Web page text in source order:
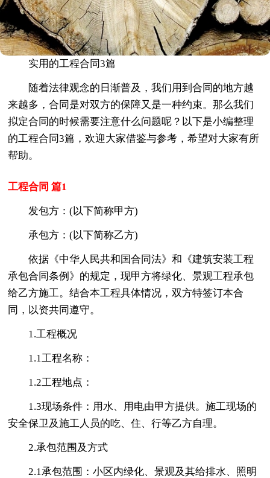
实用的工程合同3篇
随着法律观念的日渐普及，我们用到合同的地方越
来越多，合同是对双方的保障又是一种约束。那么我们
拟定合同的时候需要注意什么问题呢？以下是小编整理
的工程合同3篇，欢迎大家借鉴与参考，希望对大家有所
帮助。
工程合同 篇1
发包方：(以下简称甲方)
承包方：(以下简称乙方)
依据《中华人民共和国合同法》和《建筑安装工程
承包合同条例》的规定，现甲方将绿化、景观工程承包
给乙方施工。结合本工程具体情况，双方特签订本合
同，以资共同遵守。
1.工程概况
1.1工程名称：
1.2工程地点：
1.3现场条件：用水、用电由甲方提供。施工现场的
安全保卫及施工人员的吃、住、行等乙方自理。
2.承包范围及方式
2.1承包范围：小区内绿化、景观及其给排水、照明